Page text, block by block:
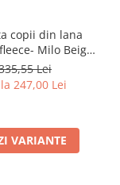
copii din lana
Milo Beige
Melange
Lei
247,00 Lei
VARIANTE